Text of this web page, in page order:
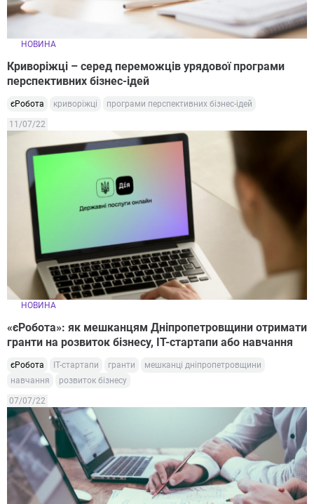
НОВИНА
Криворіжці – серед переможців урядової програми
перспективних бізнес-ідей
єРобота криворіжці програми перспективних бізнес-ідей
11/07/22
НОВИНА
«єРобота»: як мешканцям Дніпропетровщини отримати
гранти на розвиток бізнесу, ІТ-стартапи або навчання
єРобота ІТ-стартапи гранти
мешканці дніпропетровщини
навчання
розвиток бізнесу
07/07/22